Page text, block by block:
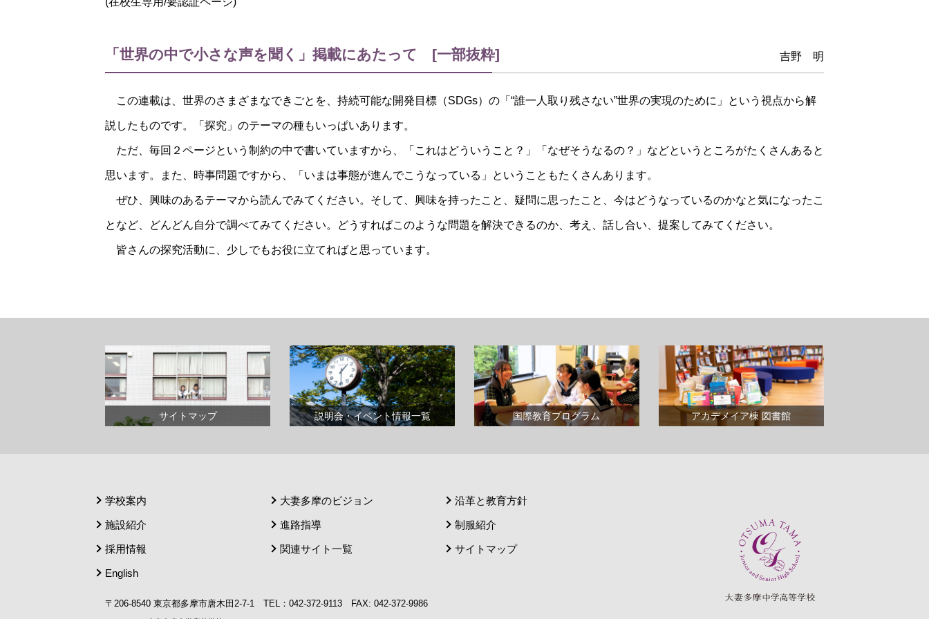
「世界の中で小さな声を聞く」掲載にあたって [一部抜粋] 吉野 明
この連載は、世界のさまざまなできごとを、持続可能な開発目標（SDGs）の「“誰一人取り残さない”世界の実現のために」という視点から解
説したものです。「探究」のテーマの種もいっぱいあります。
ただ、毎回２ページという制約の中で書いていますから、「これはどういうこと？」「なぜそうなるの？」などというところがたくさんあると
思います。また、時事問題ですから、「いまは事態が進んでこうなっている」ということもたくさんあります。
ぜひ、興味のあるテーマから読んでみてください。そして、興味を持ったこと、疑問に思ったこと、今はどうなっているのかなと気になったこ
となど、どんどん自分で調べてみてください。どうすればこのような問題を解決できるのか、考え、話し合い、提案してみてください。
皆さんの探究活動に、少しでもお役に立てればと思っています。
サイトマップ 説明会・イベント情報一覧 国際教育プログラム アカデメイア棟 図書館
学校案内
施設紹介
採用情報
English
大妻多摩のビジョン
進路指導
関連サイト一覧
沿革と教育方針
制服紹介
サイトマップ
〒206-8540 東京都多摩市唐木田2-7-1 TEL：042-372-9113 FAX: 042-372-9986